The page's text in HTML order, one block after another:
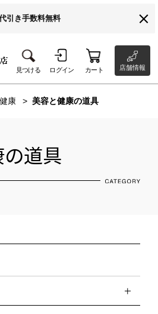
引き手数料無料
見つける ログイン カート 店舗情報
康 美容と健康の道具
道具